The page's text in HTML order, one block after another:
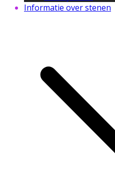
Informatie over stenen